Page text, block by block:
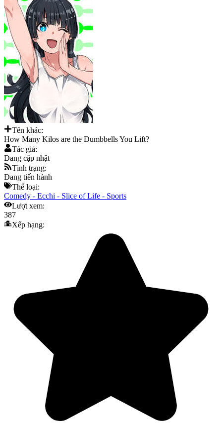
Tên khác:
How Many Kilos are the Dumbbells You Lift?
Tác giả:
Đang cập nhật
Tình trạng:
Đang tiến hành
Thể loại:
Comedy - Ecchi - Slice of Life - Sports
Lượt xem:
387
Xếp hạng: